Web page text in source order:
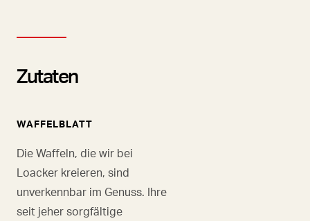
Zutaten
WAFFELBLATT
Die Waffeln, die wir bei
Loacker kreieren, sind
unverkennbar im Genuss. Ihre
seit jeher sorgfältige